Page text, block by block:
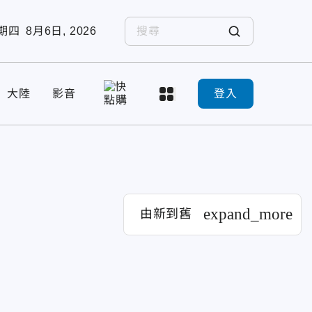
四 8月6日, 2026
大陸 影音 登入
由新到舊 expand_more